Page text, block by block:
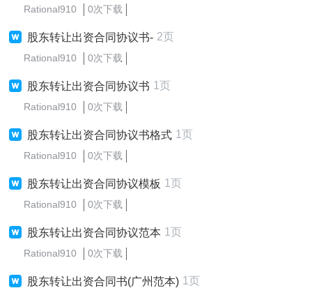
Rational910 0次下载
股东转让出资合同协议书- 2页
Rational910 0次下载
股东转让出资合同协议书 1页
Rational910 0次下载
股东转让出资合同协议书格式 1页
Rational910 0次下载
股东转让出资合同协议模板 1页
Rational910 0次下载
股东转让出资合同协议范本 1页
Rational910 0次下载
股东转让出资合同书(广州范本) 1页